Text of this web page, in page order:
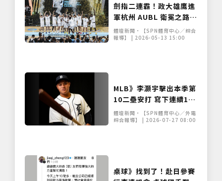
劍指二連霸！政大雄鷹進
軍杭州 AUBL 衛冕之路面
臨亞洲諸強挑戰
體壇新聞•【SPN體育中心／綜合
報導】 | 2026-05-13 15:00
MLB》李灝宇擊出本季第
10二壘安打 寫下連續11
場安打個人新紀錄
體壇新聞•【SPN體育中心／外電
綜合報導】 | 2026-07-27 08:00
桌球》找到了！赴日參賽